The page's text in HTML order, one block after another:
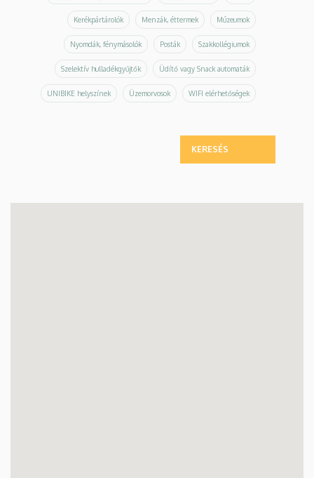
Kerékpártárolók Menzák, éttermek Múzeumok
Nyomdák, fénymásolók Posták Szakkollégiumok
Szelektív hulladékgyűjtők Üdítő vagy Snack automaták
UNIBIKE helyszínek Üzemorvosok WIFI elérhetőségek